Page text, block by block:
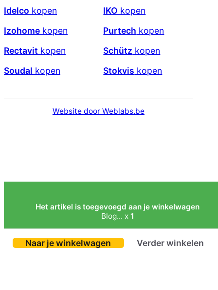
Idelco kopen IKO kopen
Izohome kopen Purtech kopen
Rectavit kopen Schütz kopen
Soudal kopen Stokvis kopen
Website door Weblabs.be
Het artikel is toegevoegd aan je winkelwagen
Blog... x 1
Naar je winkelwagen Verder winkelen